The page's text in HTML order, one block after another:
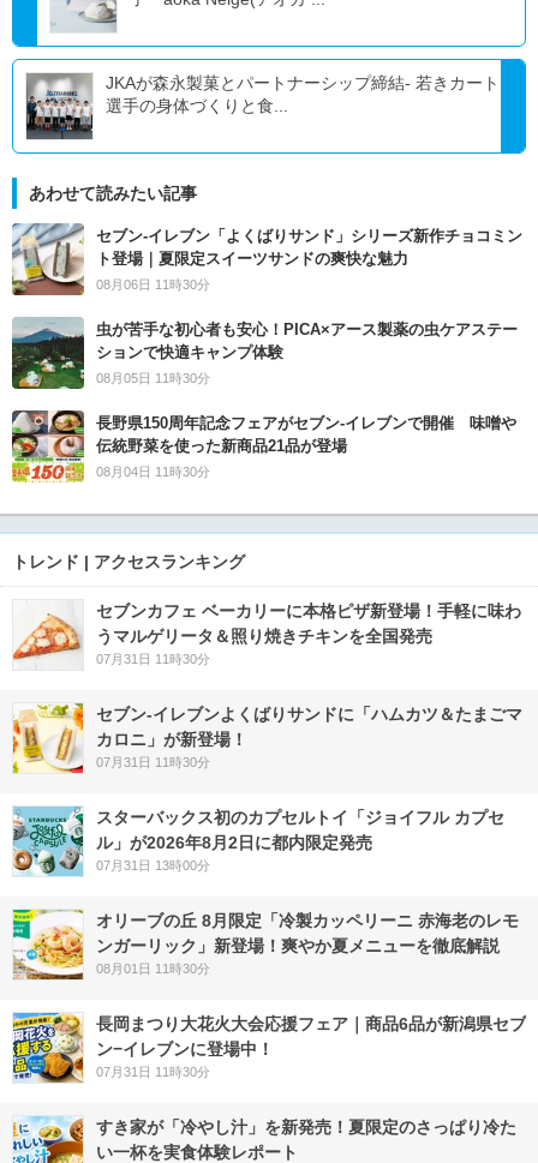
JKAが森永製菓とパートナーシップ締結- 若きカート
選手の身体づくりと食...
あわせて読みたい記事
セブン‐イレブン「よくばりサンド」シリーズ新作チョコミン
ト登場｜夏限定スイーツサンドの爽快な魅力
08月06日 11時30分
虫が苦手な初心者も安心！PICA×アース製薬の虫ケアステー
ションで快適キャンプ体験
08月05日 11時30分
長野県150周年記念フェアがセブン-イレブンで開催 味噌や
伝統野菜を使った新商品21品が登場
08月04日 11時30分
トレンド | アクセスランキング
セブンカフェ ベーカリーに本格ピザ新登場！手軽に味わ
うマルゲリータ＆照り焼きチキンを全国発売
07月31日 11時30分
セブン‐イレブンよくばりサンドに「ハムカツ＆たまごマ
カロニ」が新登場！
07月31日 11時30分
スターバックス初のカプセルトイ「ジョイフル カプセ
ル」が2026年8月2日に都内限定発売
07月31日 13時00分
オリーブの丘 8月限定「冷製カッペリーニ 赤海老のレモ
ンガーリック」新登場！爽やか夏メニューを徹底解説
08月01日 11時30分
長岡まつり大花火大会応援フェア｜商品6品が新潟県セブ
ン−イレブンに登場中！
07月31日 11時30分
すき家が「冷やし汁」を新発売！夏限定のさっぱり冷た
い一杯を実食体験レポート